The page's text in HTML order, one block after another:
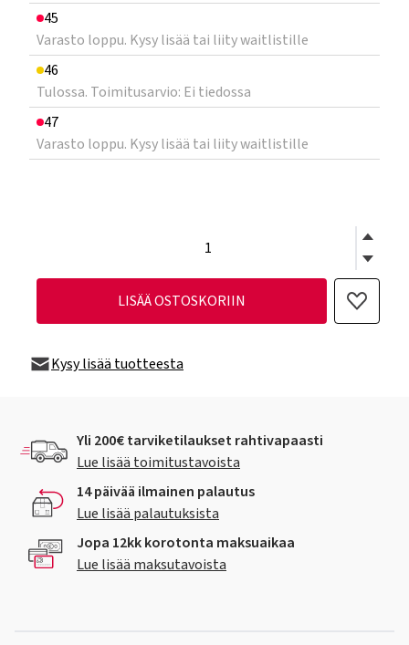
45
Varasto loppu. Kysy lisää tai liity waitlistille
46
Tulossa. Toimitusarvio: Ei tiedossa
47
Varasto loppu. Kysy lisää tai liity waitlistille
LISÄÄ OSTOSKORIIN
Kysy lisää tuotteesta
Yli 200€ tarviketilaukset rahtivapaasti
Lue lisää toimitustavoista
14 päivää ilmainen palautus
Lue lisää palautuksista
Jopa 12kk korotonta maksuaikaa
Lue lisää maksutavoista